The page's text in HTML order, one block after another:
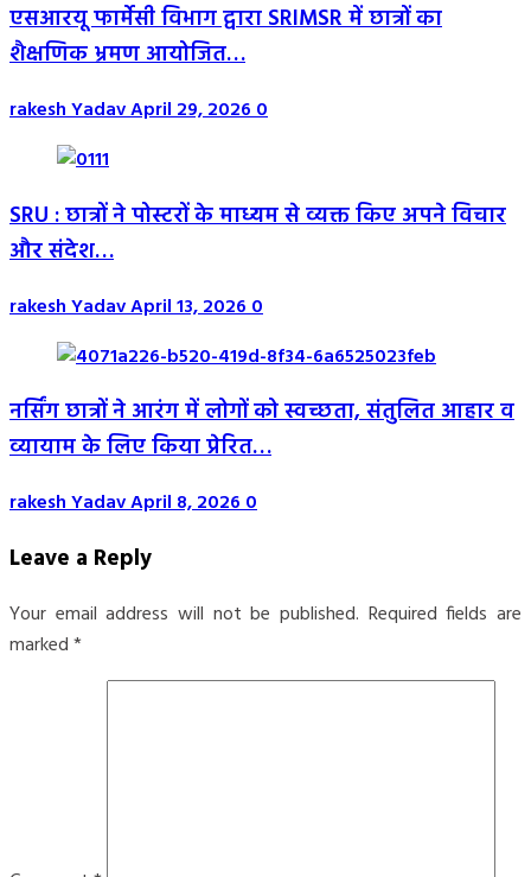
एसआरयू फार्मेसी विभाग द्वारा SRIMSR में छात्रों का
शैक्षणिक भ्रमण आयोजित…
rakesh YadavApril 29, 20260
SRU : छात्रों ने पोस्टरों के माध्यम से व्यक्त किए अपने विचार
और संदेश…
rakesh YadavApril 13, 20260
नर्सिंग छात्रों ने आरंग में लोगों को स्वच्छता, संतुलित आहार व
व्यायाम के लिए किया प्रेरित…
rakesh YadavApril 8, 20260
Leave a Reply
Your email address will not be published. Required fields are
marked*